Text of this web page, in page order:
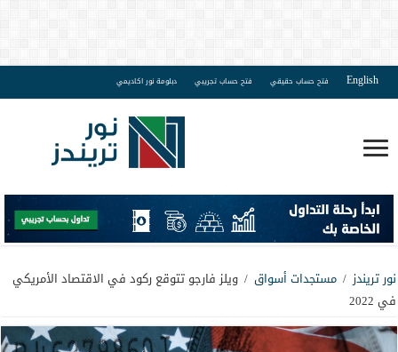
English فتح حساب حقيقي فتح حساب تجريبي دبلومة نور اكاديمي
نور تريندز / مستجدات أسواق / ويلز فارجو تتوقع ركود في الاقتصاد الأمريكي
في 2022